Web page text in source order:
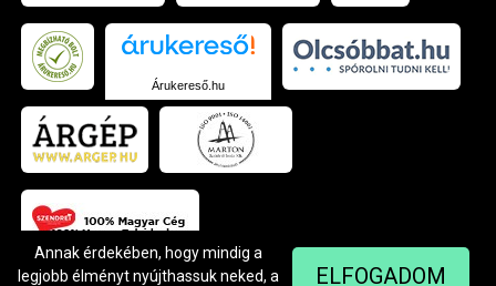
Árukereső.hu
ELFOGADOM
Annak érdekében, hogy mindig a
legjobb élményt nyújthassuk neked, a